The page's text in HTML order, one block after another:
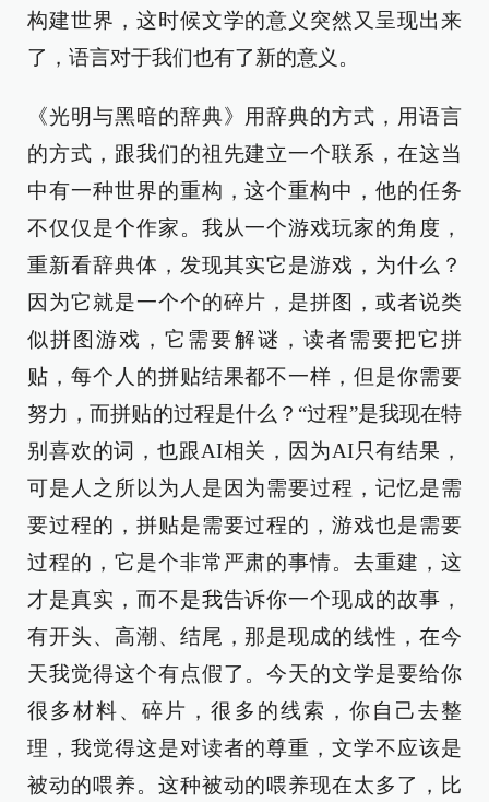
构建世界，这时候文学的意义突然又呈现出来
了，语言对于我们也有了新的意义。
《光明与黑暗的辞典》用辞典的方式，用语言
的方式，跟我们的祖先建立一个联系，在这当
中有一种世界的重构，这个重构中，他的任务
不仅仅是个作家。我从一个游戏玩家的角度，
重新看辞典体，发现其实它是游戏，为什么？
因为它就是一个个的碎片，是拼图，或者说类
似拼图游戏，它需要解谜，读者需要把它拼
贴，每个人的拼贴结果都不一样，但是你需要
努力，而拼贴的过程是什么？“过程”是我现在特
别喜欢的词，也跟AI相关，因为AI只有结果，
可是人之所以为人是因为需要过程，记忆是需
要过程的，拼贴是需要过程的，游戏也是需要
过程的，它是个非常严肃的事情。去重建，这
才是真实，而不是我告诉你一个现成的故事，
有开头、高潮、结尾，那是现成的线性，在今
天我觉得这个有点假了。今天的文学是要给你
很多材料、碎片，很多的线索，你自己去整
理，我觉得这是对读者的尊重，文学不应该是
被动的喂养。这种被动的喂养现在太多了，比